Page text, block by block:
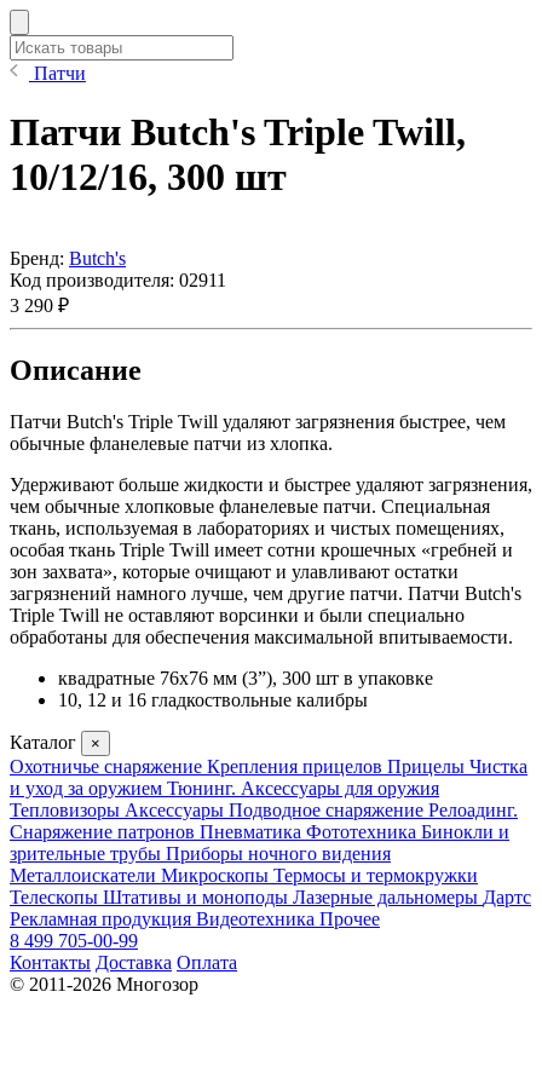
Патчи
Патчи Butch's Triple Twill,
10/12/16, 300 шт
Бренд: Butch's
Код производителя: 02911
3 290 ₽
Описание
Патчи Butch's Triple Twill удаляют загрязнения быстрее, чем
обычные фланелевые патчи из хлопка.
Удерживают больше жидкости и быстрее удаляют загрязнения,
чем обычные хлопковые фланелевые патчи. Специальная
ткань, используемая в лабораториях и чистых помещениях,
особая ткань Triple Twill имеет сотни крошечных «гребней и
зон захвата», которые очищают и улавливают остатки
загрязнений намного лучше, чем другие патчи. Патчи Butch's
Triple Twill не оставляют ворсинки и были специально
обработаны для обеспечения максимальной впитываемости.
квадратные 76x76 мм (3”), 300 шт в упаковке
10, 12 и 16 гладкоствольные калибры
Каталог ×
Охотничье снаряжение Крепления прицелов Прицелы Чистка
и уход за оружием Тюнинг. Аксессуары для оружия
Тепловизоры Аксессуары Подводное снаряжение Релоадинг.
Снаряжение патронов Пневматика Фототехника Бинокли и
зрительные трубы Приборы ночного видения
Металлоискатели Микроскопы Термосы и термокружки
Телескопы Штативы и моноподы Лазерные дальномеры Дартс
Рекламная продукция Видеотехника Прочее
8 499 705-00-99
Контакты Доставка Оплата
© 2011-2026 Многозор